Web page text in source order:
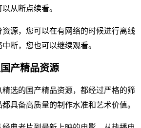
从断点续看。
源，您可以在有网络的时候进行离线
断，您也可以继续观看。
产精品资源
选的国产精品资源，都经过严格的筛
具备高质量的制作水准和艺术价值。